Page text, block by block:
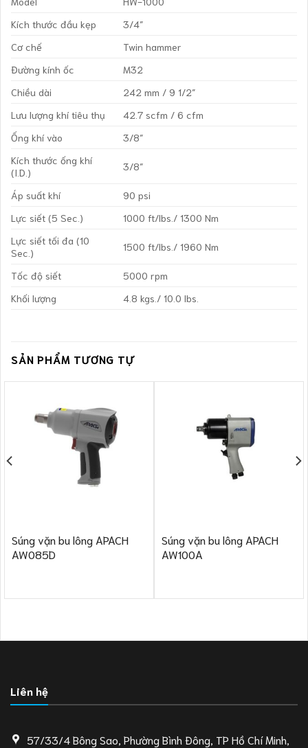
Kích thước đầu kẹp
3/4″
Cơ chế
Twin hammer
Đường kính ốc
M32
Chiều dài
242 mm / 9 1/2″
Lưu lượng khí tiêu thụ
42.7 scfm / 6 cfm
Ống khí vào
3/8″
Kích thước ống khí
(I.D.)
3/8″
Áp suất khí
90 psi
Lực siết (5 Sec.)
1000 ft/lbs./ 1300 Nm
Lực siết tối đa (10
Sec.)
1500 ft/lbs./ 1960 Nm
Tốc độ siết
5000 rpm
Khối lượng
4.8 kgs./ 10.0 lbs.
SẢN PHẨM TƯƠNG TỰ
Súng vặn bu lông APACH
AW085D
Súng vặn bu lông APACH
AW100A
Liên hệ
57/33/4 Bông Sao, Phường Bình Đông, TP Hồ Chí Minh,